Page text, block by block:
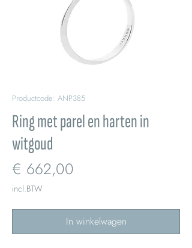
Productcode: ANP385
Ring met parel en harten in
witgoud
€ 662,00
incl.BTW
In winkelwagen